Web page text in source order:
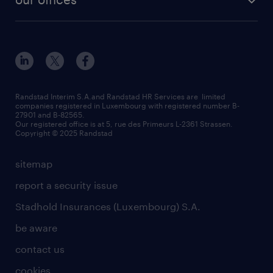
refer a friend
submit a request
request a call back
HR news
our values
be aware
randstad worldwide
Esch-sur-Alzette (rue de Luxembourg)
Strassen - RiseSmart
Strassen
Wiltz
sitemap
report a security issue
Stadhold Insurances (Luxembourg) S.A.
be aware
contact us
cookies
Randstad Interim S.A.and Randstad HR Services are limited
companies registered in Luxembourg with registered number B-
27901 and B-82565.
Our registered office is at 5, rue des Primeurs L-2361 Strassen.
Copyright © 2025 Randstad